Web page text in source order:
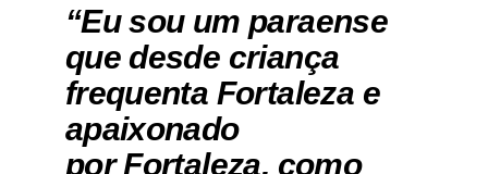
“Eu sou um paraense
que desde criança
frequenta Fortaleza e
apaixonado
por Fortaleza, como